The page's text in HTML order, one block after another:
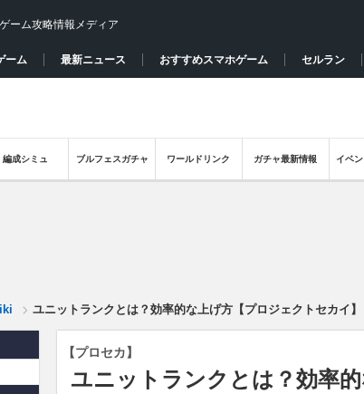
ーム攻略情報メディア
ーム 最新ニュース おすすめスマホゲーム セルラン
編成シミュ ブルフェスガチャ ワールドリンク ガチャ最新情報 イベ
ユニットランクとは？効率的な上げ方【プロジェクトセカイ】
【プロセカ】
ユニットランクとは？効率